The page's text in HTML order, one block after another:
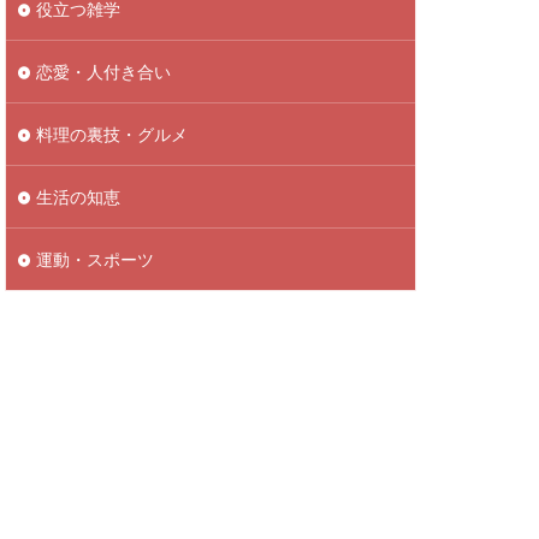
役立つ雑学
恋愛・人付き合い
料理の裏技・グルメ
生活の知恵
運動・スポーツ